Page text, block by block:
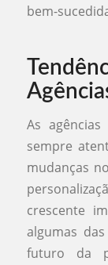
bem-
As
sempre
mudanças
crescente
algumas
futuro da